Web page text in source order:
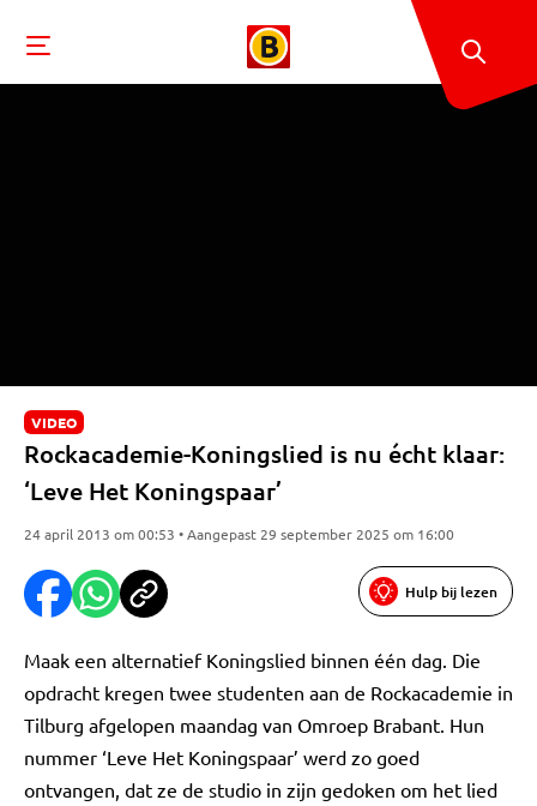
VIDEO
Rockacademie-Koningslied is nu écht klaar:
‘Leve Het Koningspaar’
24 april 2013 om 00:53 • Aangepast 29 september 2025 om 16:00
Hulp bij lezen
Maak een alternatief Koningslied binnen één dag. Die
opdracht kregen twee studenten aan de Rockacademie in
Tilburg afgelopen maandag van Omroep Brabant. Hun
nummer ‘Leve Het Koningspaar’ werd zo goed
ontvangen, dat ze de studio in zijn gedoken om het lied